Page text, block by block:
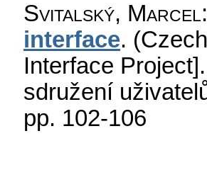
Svitalský, Marcel
interface.
Interface Project].
sdružení
pp. 102-106